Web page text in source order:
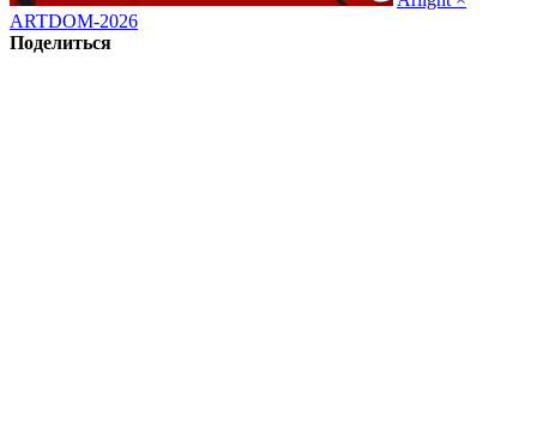
ARTDOM-2026
Поделиться